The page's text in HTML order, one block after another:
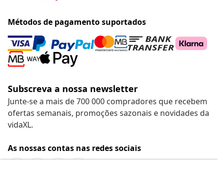
Métodos de pagamento suportados
Subscreva a nossa newsletter
Junte-se a mais de 700 000 compradores que recebem
ofertas semanais, promoções sazonais e novidades da
vidaXL.
As nossas contas nas redes sociais